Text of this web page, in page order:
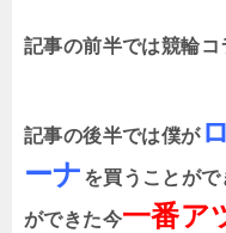
記事の前半では競輪コ
記事の後半では僕が
ーナ を買うことがで
ができた今一番ア